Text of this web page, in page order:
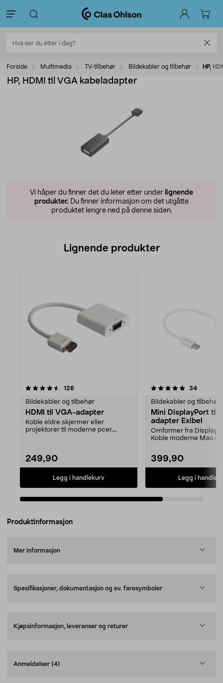
Forside Multimedia TV-tilbehør Bildekabler og tilbehør HP,
HP, HDMI til VGA kabeladapter
Vi håper du finner det du leter etter under lignende
produkter. Du finner informasjon om det utgåtte
produktet lengre ned på denne siden.
Lignende produkter
126anmeldelser
Bildekabler og tilbehør
HDMI til VGA-adapter
Koble eldre skjermer eller
projektorer til moderne pcer.
249,90
Legg i handlekurv
5.0av 5 stjerner 34
Bildekabler og tilbehør
Mini DisplayPort til
adapter Exibel
Omformer fra
Koble moderne Mac-
399,90
Legg i
Produktinformasjon
Mer informasjon
Spesifikasjoner, dokumentasjon og ev. faresymboler
Kjøpsinformasjon, leveranser og returer
Anmeldelser (4)